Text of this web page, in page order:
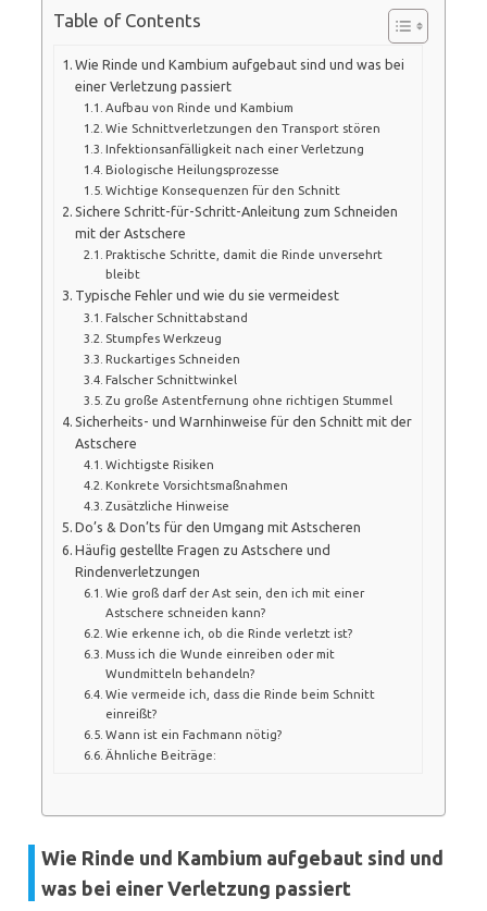
Table of Contents
Wie Rinde und Kambium aufgebaut sind und was bei
einer Verletzung passiert
Aufbau von Rinde und Kambium
Wie Schnittverletzungen den Transport stören
Infektionsanfälligkeit nach einer Verletzung
Biologische Heilungsprozesse
Wichtige Konsequenzen für den Schnitt
Sichere Schritt-für-Schritt-Anleitung zum Schneiden
mit der Astschere
Praktische Schritte, damit die Rinde unversehrt
bleibt
Typische Fehler und wie du sie vermeidest
Falscher Schnittabstand
Stumpfes Werkzeug
Ruckartiges Schneiden
Falscher Schnittwinkel
Zu große Astentfernung ohne richtigen Stummel
Sicherheits- und Warnhinweise für den Schnitt mit der
Astschere
Wichtigste Risiken
Konkrete Vorsichtsmaßnahmen
Zusätzliche Hinweise
Do’s & Don’ts für den Umgang mit Astscheren
Häufig gestellte Fragen zu Astschere und
Rindenverletzungen
Wie groß darf der Ast sein, den ich mit einer
Astschere schneiden kann?
Wie erkenne ich, ob die Rinde verletzt ist?
Muss ich die Wunde einreiben oder mit
Wundmitteln behandeln?
Wie vermeide ich, dass die Rinde beim Schnitt
einreißt?
Wann ist ein Fachmann nötig?
Ähnliche Beiträge:
Wie Rinde und Kambium aufgebaut sind und
was bei einer Verletzung passiert